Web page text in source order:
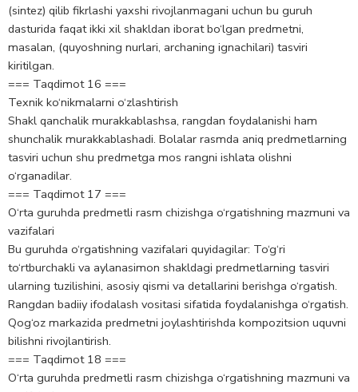
(sintez) qilib fikrlashi yaxshi rivojlanmagani uchun bu guruh
dasturida faqat ikki xil shakldan iborat bo‘lgan predmetni,
masalan, (quyoshning nurlari, archaning ignachilari) tasviri
kiritilgan.
=== Taqdimot 16 ===
Texnik ko‘nikmalarni o‘zlashtirish
Shakl qanchalik murakkablashsa, rangdan foydalanishi ham
shunchalik murakkablashadi. Bolalar rasmda aniq predmetlarning
tasviri uchun shu predmetga mos rangni ishlata olishni
o‘rganadilar.
=== Taqdimot 17 ===
O‘rta guruhda predmetli rasm chizishga o‘rgatishning mazmuni va
vazifalari
Bu guruhda o‘rgatishning vazifalari quyidagilar: To‘g‘ri
to‘rtburchakli va aylanasimon shakldagi predmetlarning tasviri
ularning tuzilishini, asosiy qismi va detallarini berishga o‘rgatish.
Rangdan badiiy ifodalash vositasi sifatida foydalanishga o‘rgatish.
Qog‘oz markazida predmetni joylashtirishda kompozitsion uquvni
bilishni rivojlantirish.
=== Taqdimot 18 ===
O‘rta guruhda predmetli rasm chizishga o‘rgatishning mazmuni va